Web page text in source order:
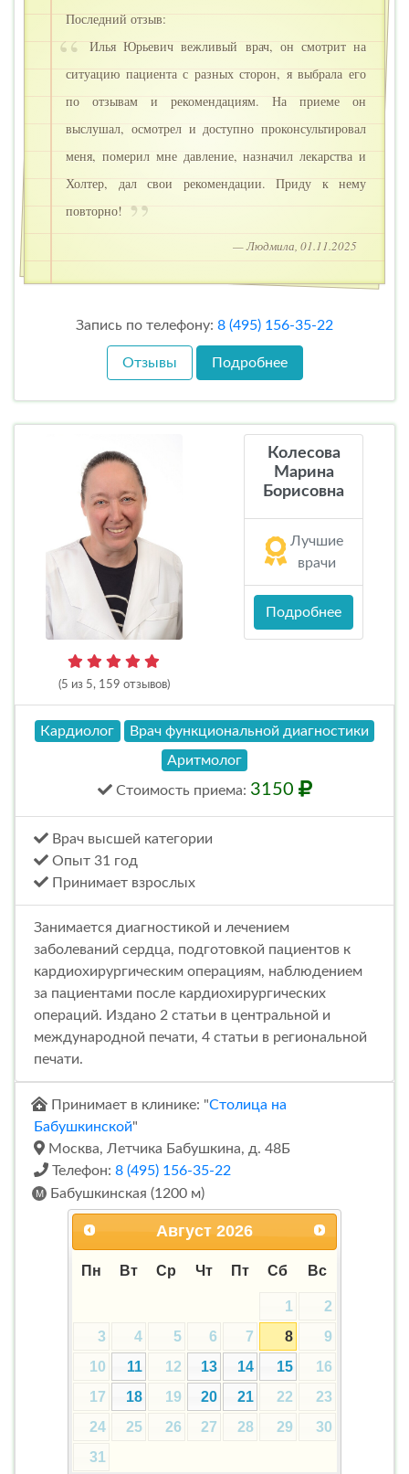
Последний отзыв:
Илья Юрьевич вежливый врач, он смотрит на
ситуацию пациента с разных сторон, я выбрала его
по отзывам и рекомендациям. На приеме он
выслушал, осмотрел и доступно проконсультировал
меня, померил мне давление, назначил лекарства и
Холтер, дал свои рекомендации. Приду к нему
повторно!
— Людмила, 01.11.2025
Запись по телефону: 8 (495) 156-35-22
Отзывы Подробнее
(5 из 5, 159 отзывов)
Колесова
Марина
Борисовна
Лучшие
врачи
Подробнее
Кардиолог
Врач функциональной диагностики
Аритмолог
Стоимость приема: 3150
Врач высшей категории
Опыт 31 год
Принимает взрослых
Занимается диагностикой и лечением
заболеваний сердца, подготовкой пациентов к
кардиохирургическим операциям, наблюдением
за пациентами после кардиохирургических
операций. Издано 2 статьи в центральной и
международной печати, 4 статьи в региональной
печати.
Принимает в клинике: "Столица на
Бабушкинской"
Москва, Летчика Бабушкина, д. 48Б
Телефон: 8 (495) 156-35-22
Бабушкинская (1200 м)
Август 2026
Пн Вт Ср Чт Пт Сб Вс
1
2
3
4 5 6 7 8
9
10
11 12 13 14 15
16
17
18 19 20 21 22
23
24
25 26 27 28 29
30
31